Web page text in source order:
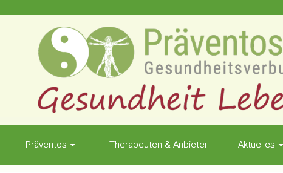
Präventos Therapeuten & Anbieter Aktuelles